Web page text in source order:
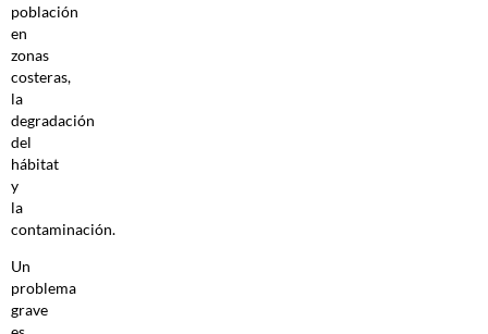
población
en
zonas
costeras,
la
degradación
del
hábitat
y
la
contaminación.
Un
problema
grave